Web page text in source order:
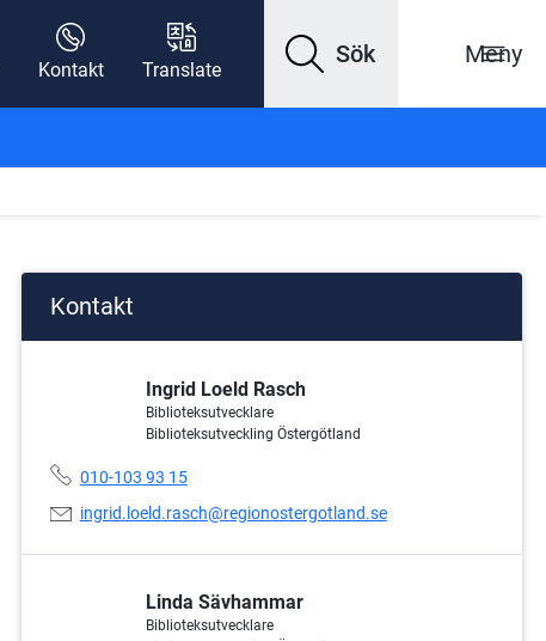
Kontakt Translate
Sök Meny
Kontakt
Ingrid Loeld Rasch
Biblioteksutvecklare
Biblioteksutveckling Östergötland
Telefonnummer:
010-103 93 15
E-
ingrid.loeld.rasch@regionostergotland.se
Linda Sävhammar
Biblioteksutvecklare